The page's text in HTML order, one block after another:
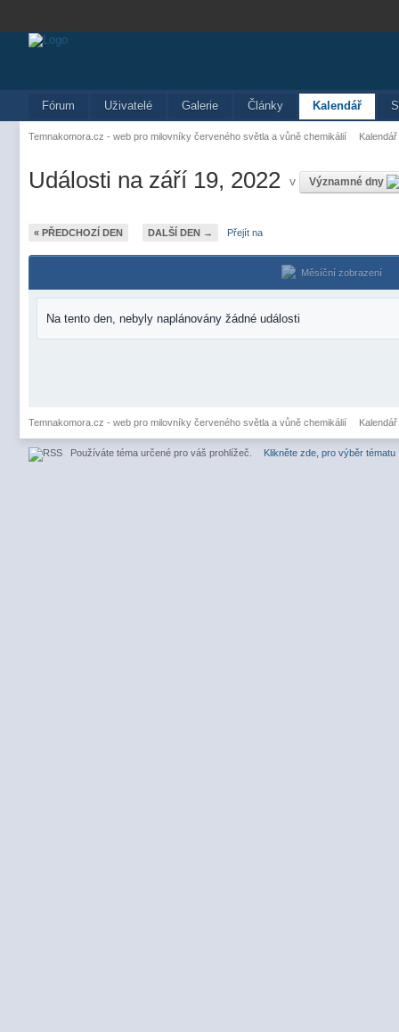
Fórum Uživatelé Galerie Články Kalendář
Temnakomora.cz - web pro milovníky červeného světla a vůně chemikálií Kalendář
Události na září 19, 2022 v Významné dny
« PŘEDCHOZÍ DEN DALŠÍ DEN → Přejít na
Měsíční zobrazení
Na tento den, nebyly naplánovány žádné události
Temnakomora.cz - web pro milovníky červeného světla a vůně chemikálií Kalendář
Používáte téma určené pro váš prohlížeč. Klikněte zde, pro výběr tématu